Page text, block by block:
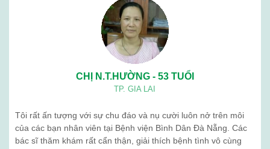
CHỊ N.T.HƯỜNG - 53 TUỔI
TP. GIA LAI
Tôi rất ấn tượng với sự chu đáo và nụ cười luôn nở trên môi
của các bạn nhân viên tại Bệnh viện Bình Dân Đà Nẵng. Các
bác sĩ thăm khám rất cẩn thận, giải thích bệnh tình vô cùng